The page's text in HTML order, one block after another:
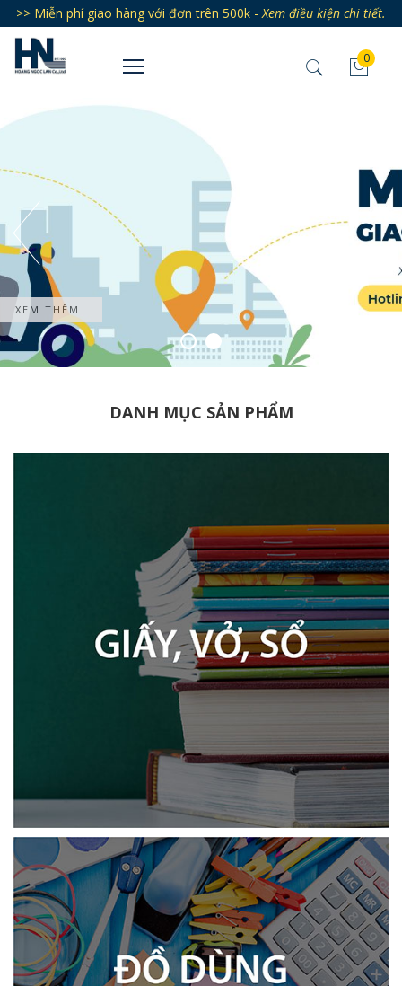
>> Miễn phí giao hàng với đơn trên 500k -Xem điều kiện chi tiết.
0
XEM THÊM
DANH MỤC SẢN PHẨM